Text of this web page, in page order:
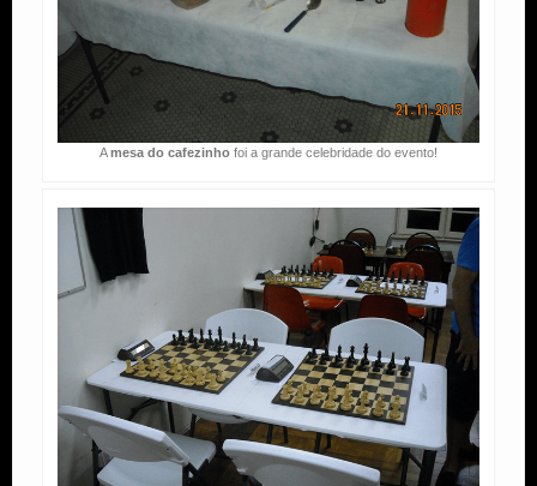
Amesa do cafezinhofoi a grande celebridade do evento!